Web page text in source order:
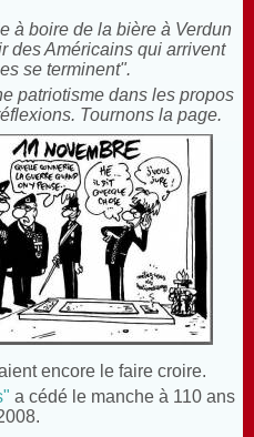
à boire de la bière à Verdun
des Américains qui arrivent
se terminent".
patriotisme dans les propos
Tournons la page.
encore le faire croire.
a cédé le manche à 110 ans